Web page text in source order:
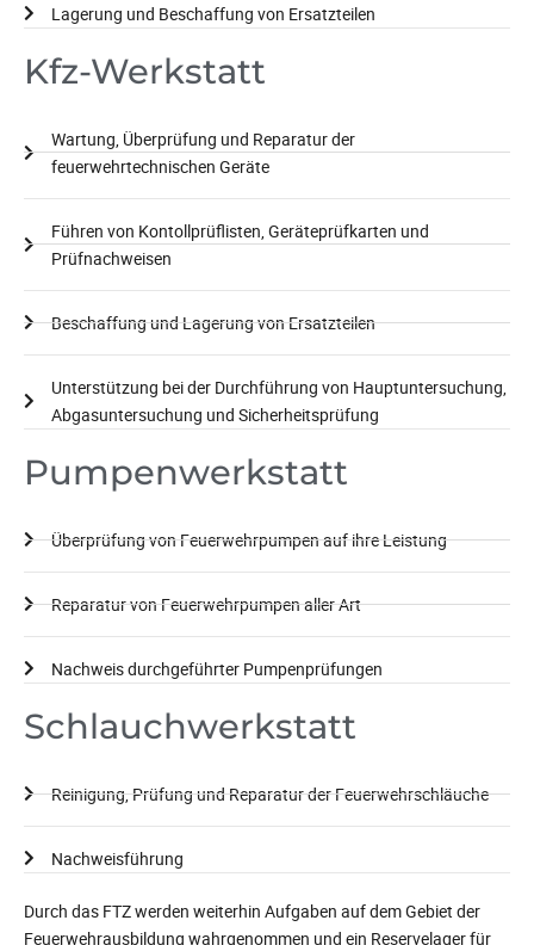
Lagerung und Beschaffung von Ersatzteilen
Kfz-Werkstatt
Wartung, Überprüfung und Reparatur der
feuerwehrtechnischen Geräte
Führen von Kontollprüflisten, Geräteprüfkarten und
Prüfnachweisen
Beschaffung und Lagerung von Ersatzteilen
Unterstützung bei der Durchführung von Hauptuntersuchung,
Abgasuntersuchung und Sicherheitsprüfung
Pumpenwerkstatt
Überprüfung von Feuerwehrpumpen auf ihre Leistung
Reparatur von Feuerwehrpumpen aller Art
Nachweis durchgeführter Pumpenprüfungen
Schlauchwerkstatt
Reinigung, Prüfung und Reparatur der Feuerwehrschläuche
Nachweisführung
Durch das FTZ werden weiterhin Aufgaben auf dem Gebiet der
Feuerwehrausbildung wahrgenommen und ein Reservelager für